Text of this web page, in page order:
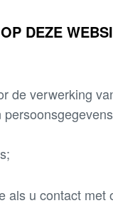
DEZE
de verwerking
als u contact met